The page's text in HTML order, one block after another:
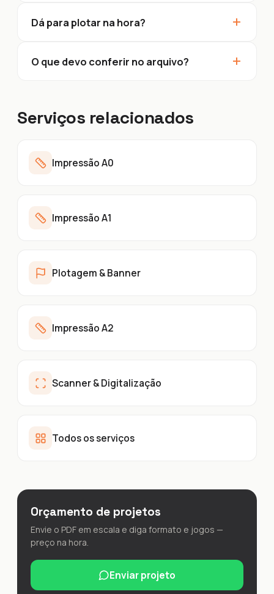
Dá para plotar na hora? +
O que devo conferir no arquivo? +
Serviços relacionados
Impressão A0
Impressão A1
Plotagem & Banner
Impressão A2
Scanner & Digitalização
Todos os serviços
Orçamento de projetos
Envie o PDF em escala e diga formato e jogos —
preço na hora.
Enviar projeto